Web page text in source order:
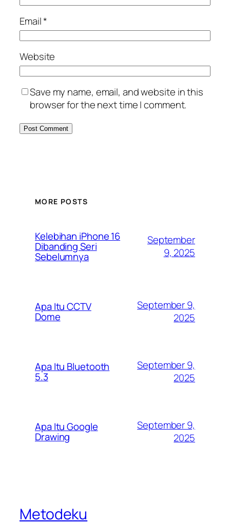
Email*
Website
Save my name, email, and website in this
browser for the next time I comment.
MORE POSTS
Kelebihan iPhone 16
Dibanding Seri
Sebelumnya
September
9, 2025
Apa Itu CCTV
Dome
September 9,
2025
Apa Itu Bluetooth
5.3
September 9,
2025
Apa Itu Google
Drawing
September 9,
2025
Metodeku